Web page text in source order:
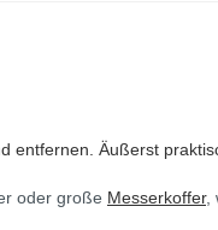
entfernen. Äußerst
oder große Messerkoffer,